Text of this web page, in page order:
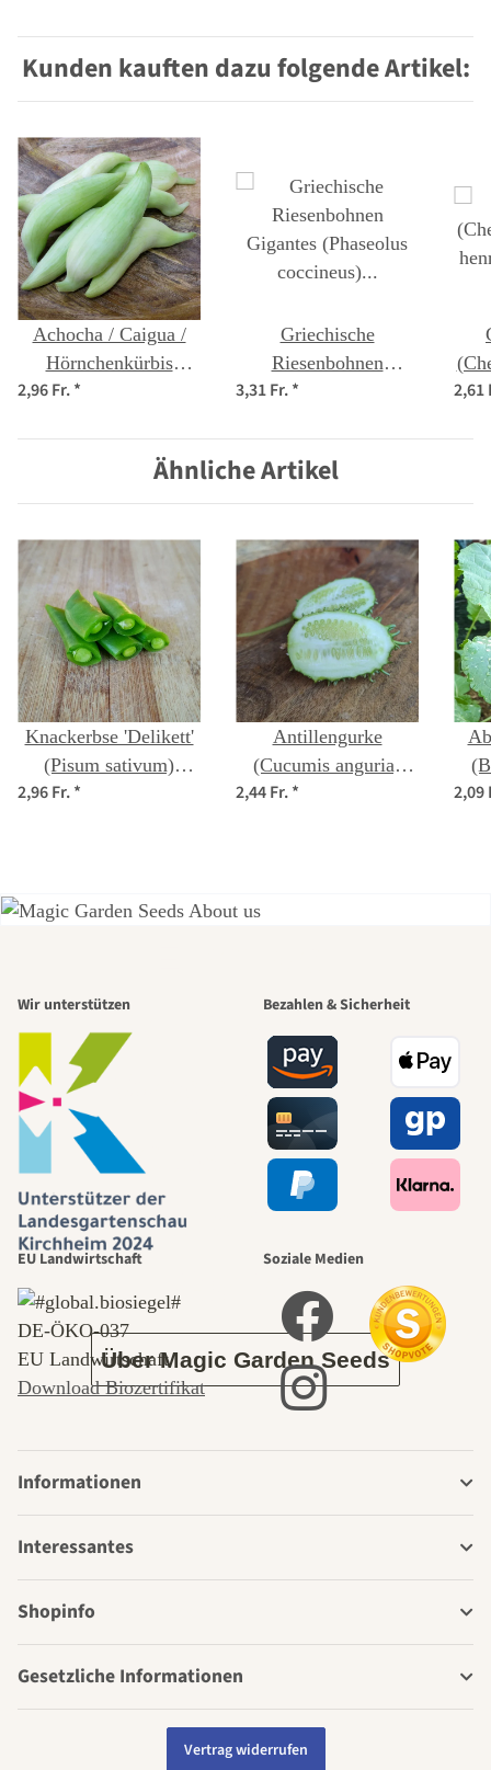
Kunden kauften dazu folgende Artikel:
Achocha / Caigua /
Hörnchenkürbis
(Cyclanthera pedata)
2,96 Fr.*
Griechische
Riesenbohnen
'Gigantes' (Phaseolus
3,31 Fr.* 2,61
Ähnliche Artikel
Knackerbse 'Delikett'
(Pisum sativum)
2,96 Fr.*
Antillengurke
(Cucumis anguria)
2,44 Fr.* 2,09
schönsten
Wege zu uns
selbst führt
durch den
Garten
Über Magic Garden Seeds
Wir unterstützen Bezahlen & Sicherheit
EU Landwirtschaft
DE‑ÖKO‑037
EU Landwirtschaft
Download Biozertifikat
Soziale Medien
Informationen
Interessantes
Shopinfo
Gesetzliche Informationen
Vertrag widerrufen